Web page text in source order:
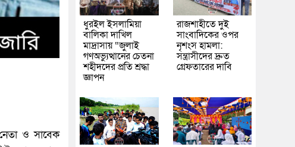
নেতা ও সাবেক
ধুরইল ইসলামিয়া
বালিকা দাখিল
মাদ্রাসায় “জুলাই
গণঅভ্যুত্থানের চেতনা
শহীদদের প্রতি শ্রদ্ধা
জ্ঞাপন
রাজশাহীতে দুই
সাংবাদিকের ওপর
নৃশংস হামলা:
সন্ত্রাসীদের দ্রুত
গ্রেফতারের দাবি